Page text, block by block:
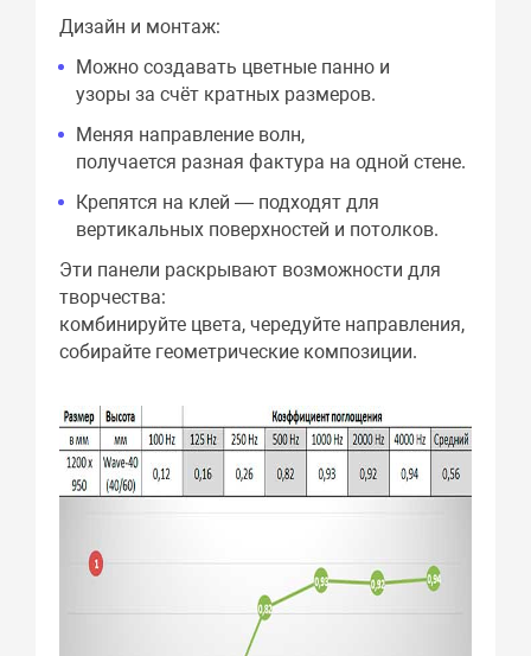
Дизайн и монтаж:
Можно создавать цветные панно и
узоры за счёт кратных размеров.
Меняя направление волн,
получается разная фактура на одной стене.
Крепятся на клей — подходят для
вертикальных поверхностей и потолков.
Эти панели раскрывают возможности для
творчества:
комбинируйте цвета, чередуйте направления,
собирайте геометрические композиции.